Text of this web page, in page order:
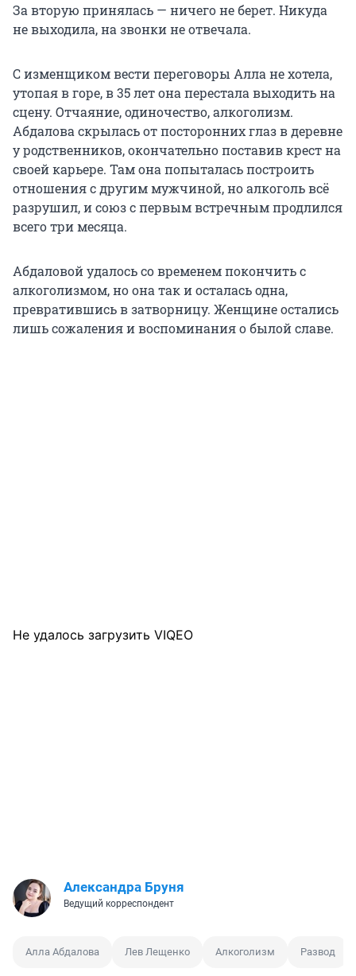
За вторую принялась — ничего не берет. Никуда
не выходила, на звонки не отвечала.
С изменщиком вести переговоры Алла не хотела,
утопая в горе, в 35 лет она перестала выходить на
сцену. Отчаяние, одиночество, алкоголизм.
Абдалова скрылась от посторонних глаз в деревне
у родственников, окончательно поставив крест на
своей карьере. Там она попыталась построить
отношения с другим мужчиной, но алкоголь всё
разрушил, и союз с первым встречным продлился
всего три месяца.
Абдаловой удалось со временем покончить с
алкоголизмом, но она так и осталась одна,
превратившись в затворницу. Женщине остались
лишь сожаления и воспоминания о былой славе.
Не удалось загрузить VIQEO
Александра Бруня
Ведущий корреспондент
Алла Абдалова Лев Лещенко Алкоголизм Развод